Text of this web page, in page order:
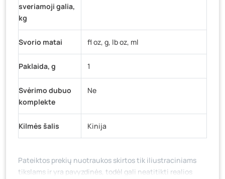
sveriamoji galia,
kg
Svorio matai fl oz, g, lb oz, ml
Paklaida, g 1
Svėrimo dubuo
komplekte
Ne
Kilmės šalis Kinija
Pateiktos prekių nuotraukos skirtos tik iliustraciniams
tikslams ir yra pavyzdinės, todėl gali neatitikti realios